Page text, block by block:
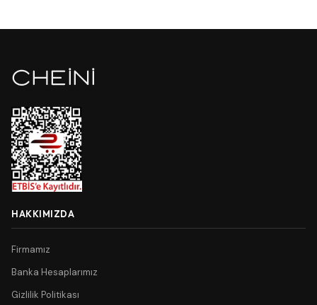
HAKKIMIZDA
Firmamız
Banka Hesaplarımız
Gizlilik Politikası